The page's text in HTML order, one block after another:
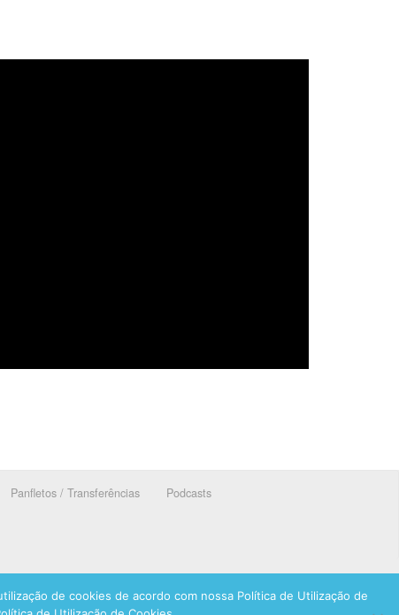
Panfletos / Transferências Podcasts
de cookies de acordo com nossa Política de Utilização de